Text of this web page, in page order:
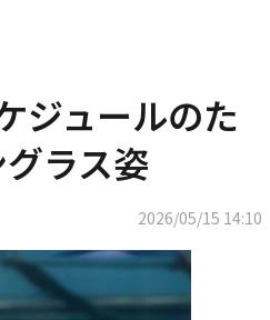
ジュールのた
ラス姿
2026/05/15 14:10